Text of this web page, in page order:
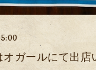
ガールにて出店